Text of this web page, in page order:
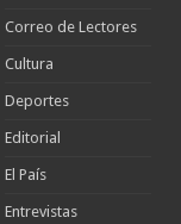
Correo de Lectores
Cultura
Deportes
Editorial
El País
Entrevistas